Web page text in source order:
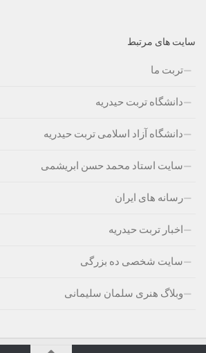
سایت های مرتبط
تربت ما
دانشگاه تربت حیدریه
دانشگاه آزاد اسلامی تربت حیدریه
سایت استاد محمد حسن ابریشمی
رسانه های ایران
اخبار تربت حیدریه
سایت شخصی ده بزرگی
وبلاگ هنری سلمان سلیمانی